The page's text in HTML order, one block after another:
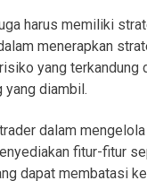
harus memiliki
menerapkan
yang terkandung
yang diambil.
dalam
fitur-fitur
dapat membatasi